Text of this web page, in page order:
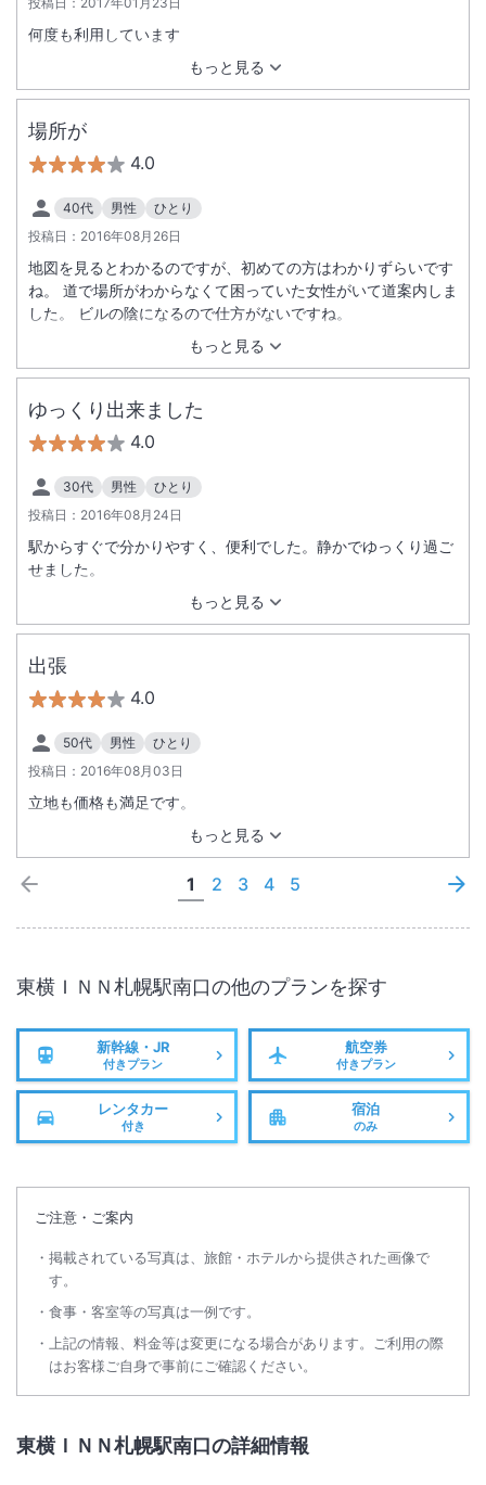
もっと見る
何度も利用しています
場所が
4.0
40代 男性
ひとり
投稿日： 2016年08月26日
もっと見る
地図を見るとわかるのですが、初めての方はわかりずらいです
ね。 道で場所がわからなくて困っていた女性がいて道案内しま
した。 ビルの陰になるので仕方がないですね。
ゆっくり出来ました
4.0
30代 男性
ひとり
投稿日： 2016年08月24日
もっと見る
駅からすぐで分かりやすく、便利でした。静かでゆっくり過ご
せました。
出張
4.0
50代 男性
ひとり
投稿日： 2016年08月03日
もっと見る
立地も価格も満足です。
1 2 3 4 5
東横ＩＮＮ札幌駅南口の他のプランを探す
新幹線・JR
付きプラン
航空券
付きプラン
レンタカー
付き
宿泊
のみ
ご注意・ご案内
掲載されている写真は、旅館・ホテルから提供された画像で
す。
食事・客室等の写真は一例です。
上記の情報、料金等は変更になる場合があります。ご利用の際
はお客様ご自身で事前にご確認ください。
東横ＩＮＮ札幌駅南口の詳細情報